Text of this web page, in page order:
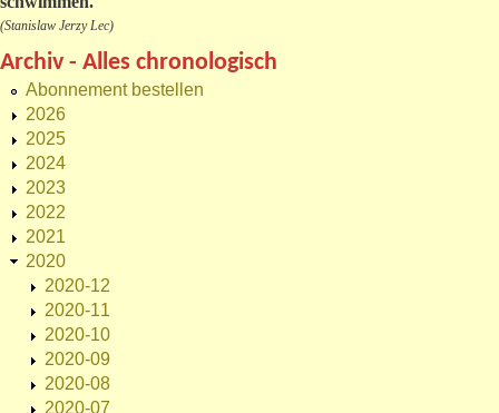
(Stanislaw Jerzy Lec)
Archiv - Alles chronologisch
Abonnement bestellen
2026
2025
2024
2023
2022
2021
2020
2020-12
2020-11
2020-10
2020-09
2020-08
2020-07